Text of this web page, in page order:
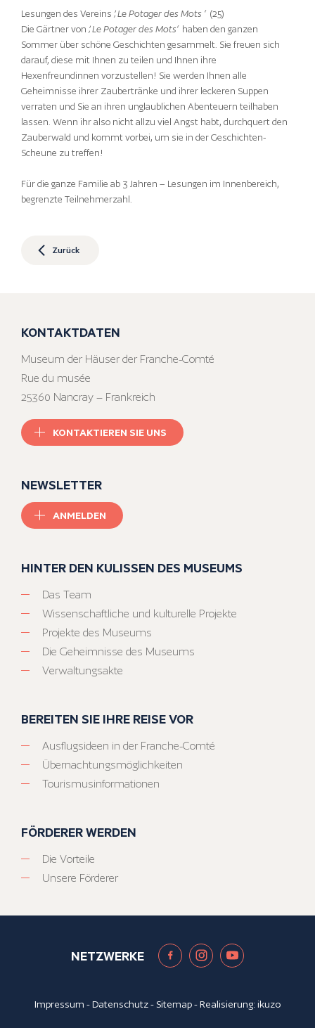
Lesungen des Vereins „Le Potager des Mots “ (25)
Die Gärtner von „Le Potager des Mots“ haben den ganzen
Sommer über schöne Geschichten gesammelt. Sie freuen sich
darauf, diese mit Ihnen zu teilen und Ihnen ihre
Hexenfreundinnen vorzustellen! Sie werden Ihnen alle
Geheimnisse ihrer Zaubertränke und ihrer leckeren Suppen
verraten und Sie an ihren unglaublichen Abenteuern teilhaben
lassen. Wenn ihr also nicht allzu viel Angst habt, durchquert den
Zauberwald und kommt vorbei, um sie in der Geschichten-
Scheune zu treffen!
Für die ganze Familie ab 3 Jahren – Lesungen im Innenbereich,
begrenzte Teilnehmerzahl.
Zurück
KONTAKTDATEN
Museum der Häuser der Franche-Comté
Rue du musée
25360 Nancray – Frankreich
KONTAKTIEREN SIE UNS
NEWSLETTER
ANMELDEN
HINTER DEN KULISSEN DES MUSEUMS
Das Team
Wissenschaftliche und kulturelle Projekte
Projekte des Museums
Die Geheimnisse des Museums
Verwaltungsakte
BEREITEN SIE IHRE REISE VOR
Ausflugsideen in der Franche-Comté
Übernachtungsmöglichkeiten
Tourismusinformationen
FÖRDERER WERDEN
Die Vorteile
Unsere Förderer
NETZWERKE
Impressum -Datenschutz- Sitemap- Realisierung:ikuzo